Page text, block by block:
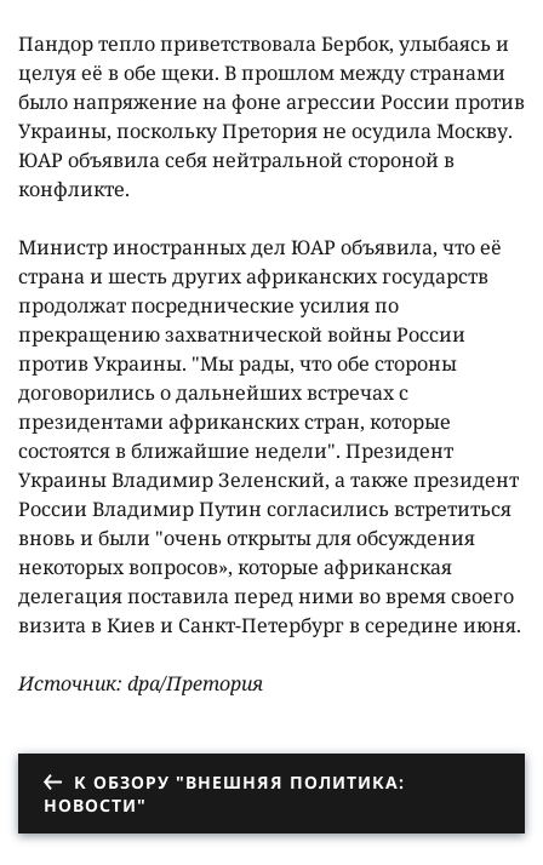
Пандор тепло приветствовала Бербок, улыбаясь и
целуя еë в обе щеки. В прошлом между странами
было напряжение на фоне агрессии России против
Украины, поскольку Претория не осудила Москву.
ЮАР объявила себя нейтральной стороной в
конфликте.
Министр иностранных дел ЮАР объявила, что еë
страна и шесть других африканских государств
продолжат посреднические усилия по
прекращению захватнической войны России
против Украины. "Мы рады, что обе стороны
договорились о дальнейших встречах с
президентами африканских стран, которые
состоятся в ближайшие недели". Президент
Украины Владимир Зеленский, а также президент
России Владимир Путин согласились встретиться
вновь и были "очень открыты для обсуждения
некоторых вопросов», которые африканская
делегация поставила перед ними во время своего
визита в Киев и Санкт-Петербург в середине июня.
Источник: dpa/Претория
К ОБЗОРУ "ВНЕШНЯЯ ПОЛИТИКА:
НОВОСТИ"